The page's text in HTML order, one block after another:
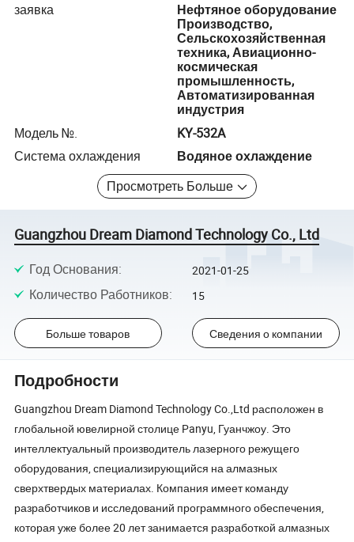
заявка
Нефтяное оборудование
Производство,
Сельскохозяйственная
техника, Авиационно-
космическая
промышленность,
Автоматизированная
индустрия
Модель №.
KY-532A
Система охлаждения
Водяное охлаждение
Просмотреть Больше
Guangzhou Dream Diamond Technology Co., Ltd
Год Основания: 2021-01-25
Количество Работников: 15
Больше товаров Сведения о компании
Подробности
Guangzhou Dream Diamond Technology Co.,Ltd расположен в
глобальной ювелирной столице Panyu, Гуанчжоу. Это
интеллектуальный производитель лазерного режущего
оборудования, специализирующийся на алмазных
сверхтвердых материалах. Компания имеет команду
разработчиков и исследований программного обеспечения,
которая уже более 20 лет занимается разработкой алмазных